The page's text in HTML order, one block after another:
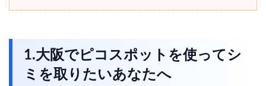
1.大阪でピコスポットを使ってシ
ミを取りたいあなたへ